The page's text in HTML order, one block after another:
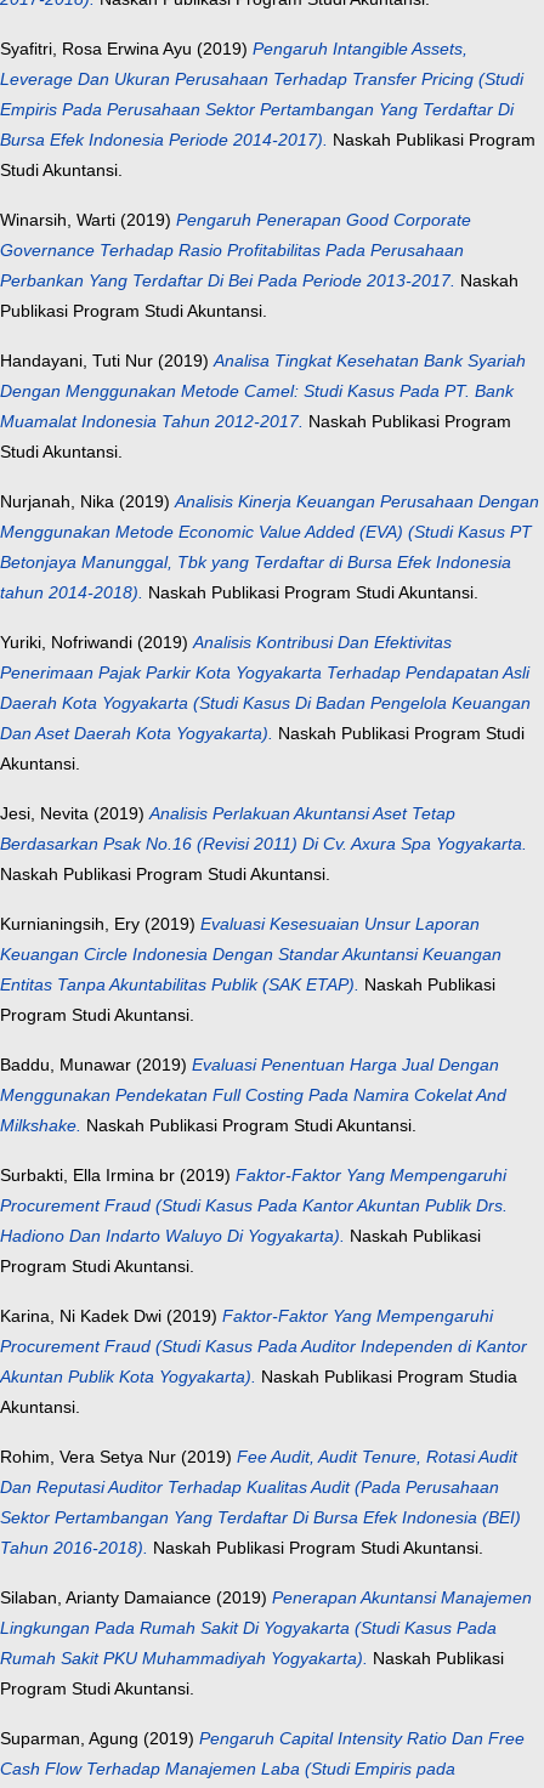
Syafitri, Rosa Erwina Ayu (2019) Pengaruh Intangible Assets,
Leverage Dan Ukuran Perusahaan Terhadap Transfer Pricing (Studi
Empiris Pada Perusahaan Sektor Pertambangan Yang Terdaftar Di
Bursa Efek Indonesia Periode 2014-2017). Naskah Publikasi Program
Studi Akuntansi.
Winarsih, Warti (2019) Pengaruh Penerapan Good Corporate
Governance Terhadap Rasio Profitabilitas Pada Perusahaan
Perbankan Yang Terdaftar Di Bei Pada Periode 2013-2017. Naskah
Publikasi Program Studi Akuntansi.
Handayani, Tuti Nur (2019)Analisa Tingkat Kesehatan Bank Syariah
Dengan Menggunakan Metode Camel: Studi Kasus Pada PT. Bank
Muamalat Indonesia Tahun 2012-2017. Naskah Publikasi Program
Studi Akuntansi.
Nurjanah, Nika (2019)Analisis Kinerja Keuangan Perusahaan Dengan
Menggunakan Metode Economic Value Added (EVA) (Studi Kasus PT
Betonjaya Manunggal, Tbk yang Terdaftar di Bursa Efek Indonesia
tahun 2014-2018). Naskah Publikasi Program Studi Akuntansi.
Yuriki, Nofriwandi (2019)Analisis Kontribusi Dan Efektivitas
Penerimaan Pajak Parkir Kota Yogyakarta Terhadap Pendapatan Asli
Daerah Kota Yogyakarta (Studi Kasus Di Badan Pengelola Keuangan
Dan Aset Daerah Kota Yogyakarta). Naskah Publikasi Program Studi
Akuntansi.
Jesi, Nevita (2019)Analisis Perlakuan Akuntansi Aset Tetap
Berdasarkan Psak No.16 (Revisi 2011) Di Cv. Axura Spa Yogyakarta.
Naskah Publikasi Program Studi Akuntansi.
Kurnianingsih, Ery (2019) Evaluasi Kesesuaian Unsur Laporan
Keuangan Circle Indonesia Dengan Standar Akuntansi Keuangan
Entitas Tanpa Akuntabilitas Publik (SAK ETAP). Naskah Publikasi
Program Studi Akuntansi.
Baddu, Munawar (2019) Evaluasi Penentuan Harga Jual Dengan
Menggunakan Pendekatan Full Costing Pada Namira Cokelat And
Milkshake. Naskah Publikasi Program Studi Akuntansi.
Surbakti, Ella Irmina br (2019) Faktor-Faktor Yang Mempengaruhi
Procurement Fraud (Studi Kasus Pada Kantor Akuntan Publik Drs.
Hadiono Dan Indarto Waluyo Di Yogyakarta). Naskah Publikasi
Program Studi Akuntansi.
Karina, Ni Kadek Dwi (2019) Faktor-Faktor Yang Mempengaruhi
Procurement Fraud (Studi Kasus Pada Auditor Independen di Kantor
Akuntan Publik Kota Yogyakarta). Naskah Publikasi Program Studia
Akuntansi.
Rohim, Vera Setya Nur (2019) Fee Audit, Audit Tenure, Rotasi Audit
Dan Reputasi Auditor Terhadap Kualitas Audit (Pada Perusahaan
Sektor Pertambangan Yang Terdaftar Di Bursa Efek Indonesia (BEI)
Tahun 2016-2018). Naskah Publikasi Program Studi Akuntansi.
Silaban, Arianty Damaiance (2019) Penerapan Akuntansi Manajemen
Lingkungan Pada Rumah Sakit Di Yogyakarta (Studi Kasus Pada
Rumah Sakit PKU Muhammadiyah Yogyakarta). Naskah Publikasi
Program Studi Akuntansi.
Suparman, Agung (2019) Pengaruh Capital Intensity Ratio Dan Free
Cash Flow Terhadap Manajemen Laba (Studi Empiris pada